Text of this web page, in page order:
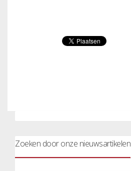
Zoeken door onze nieuwsartikelen